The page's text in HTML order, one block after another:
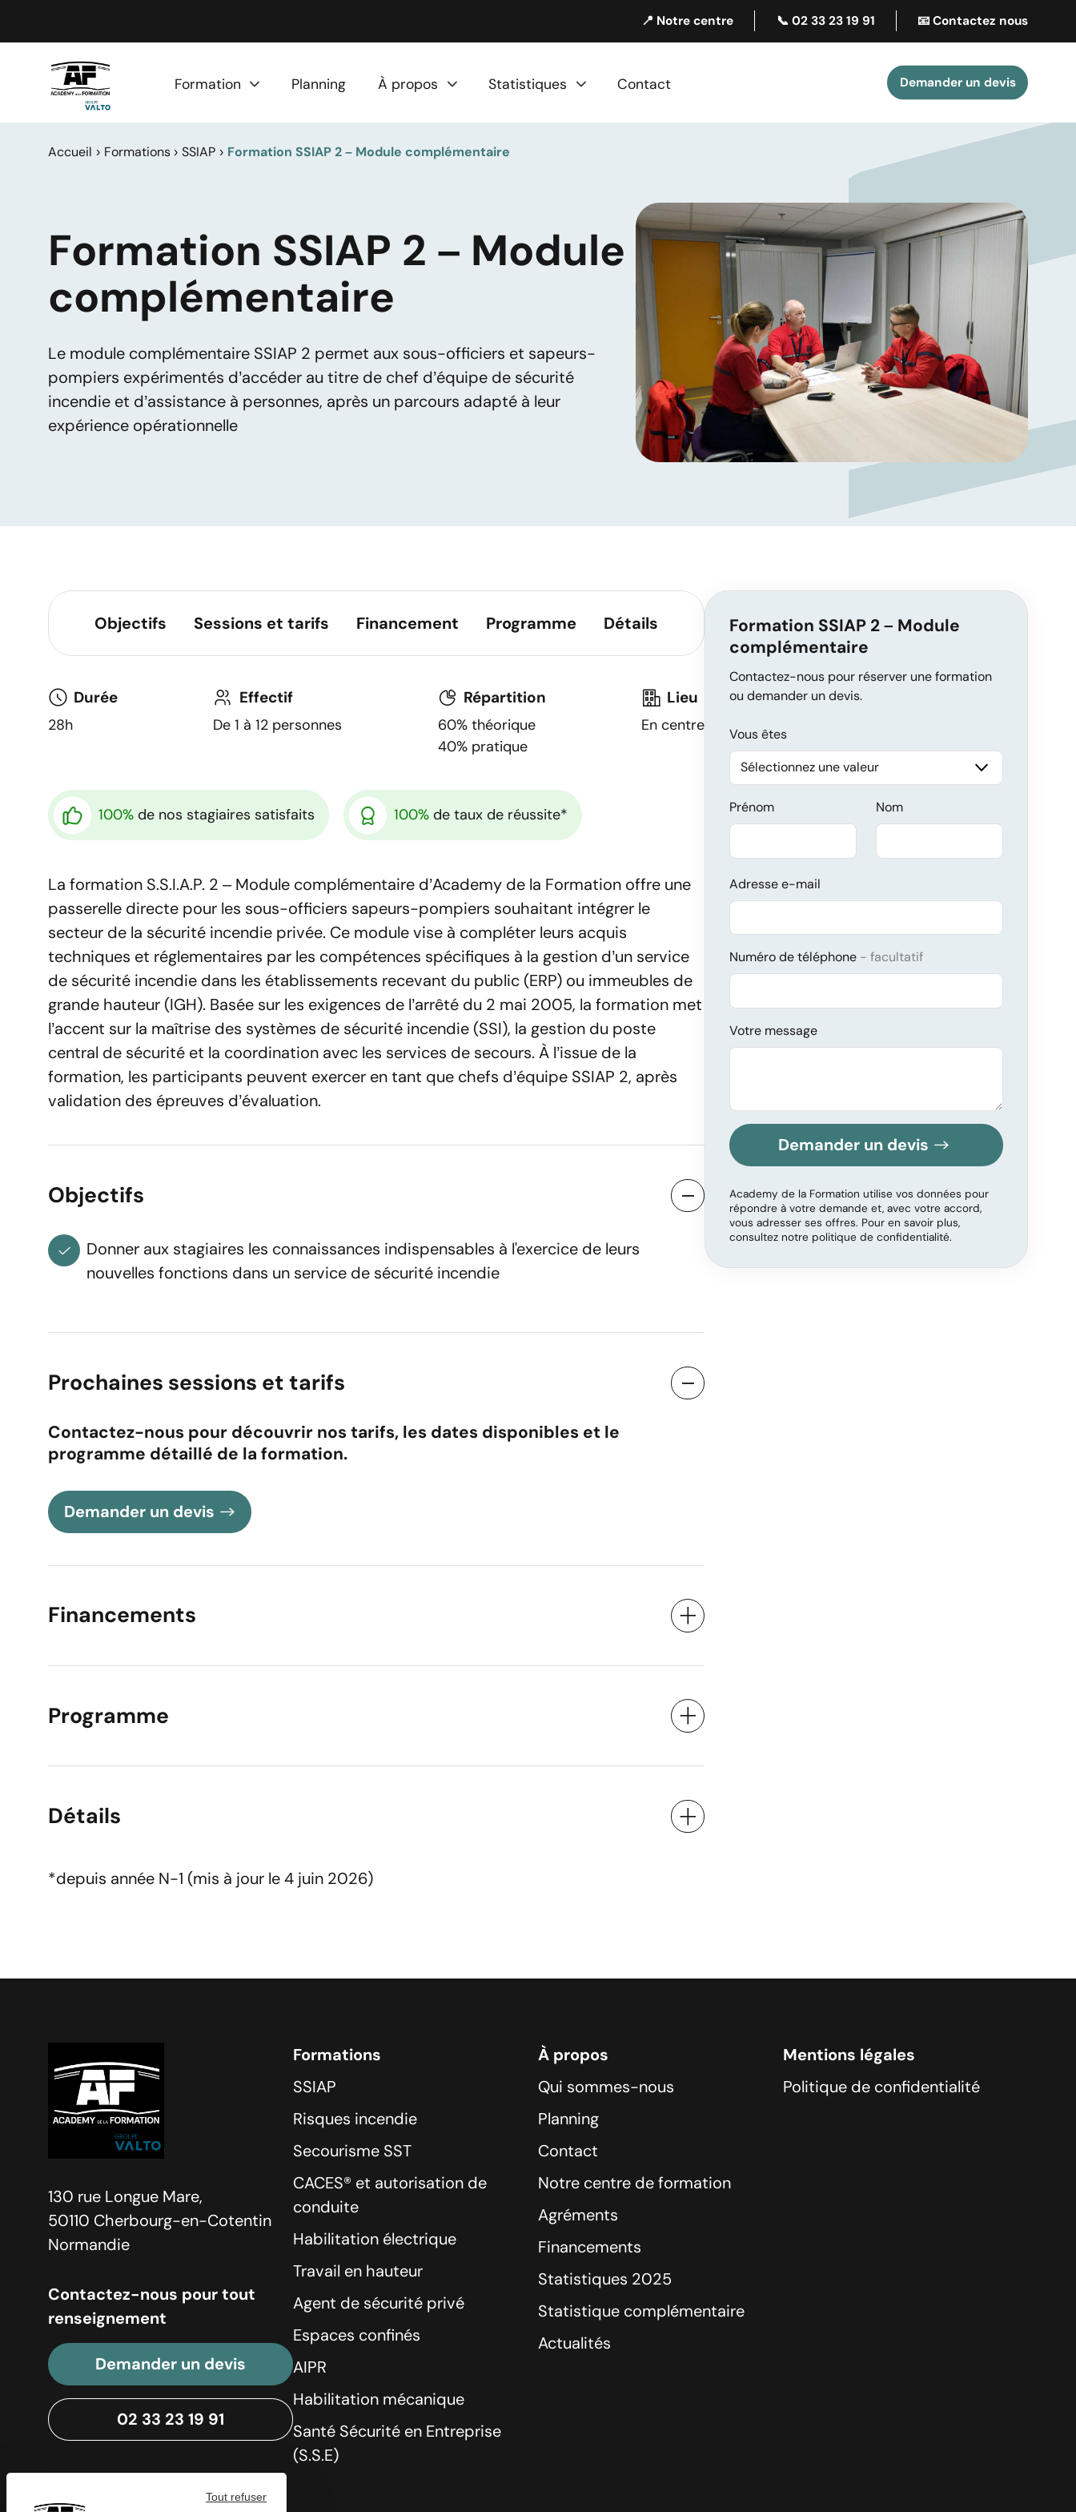
📍 Notre centre 📞 02 33 23 19 91 📧 Contactez nous
Formation Planning À propos Statistiques Contact Demander un devis
Accueil Formations SSIAP Formation SSIAP 2 – Module complémentaire
Formation SSIAP 2 – Module
complémentaire
Le module complémentaire SSIAP 2 permet aux sous-officiers et sapeurs-
pompiers expérimentés d’accéder au titre de chef d’équipe de sécurité
incendie et d’assistance à personnes, après un parcours adapté à leur
expérience opérationnelle
Objectifs Sessions et tarifs Financement Programme Détails
Durée
28h
Effectif
De 1 à 12 personnes
Répartition
60%théorique
40%pratique
Lieu
En centre
100% de nos stagiaires satisfaits 100% de taux de réussite*
La formation S.S.I.A.P. 2 – Module complémentaire d’Academy de la Formation offre une
passerelle directe pour les sous-officiers sapeurs-pompiers souhaitant intégrer le
secteur de la sécurité incendie privée. Ce module vise à compléter leurs acquis
techniques et réglementaires par les compétences spécifiques à la gestion d’un service
de sécurité incendie dans les établissements recevant du public (ERP) ou immeubles de
grande hauteur (IGH). Basée sur les exigences de l’arrêté du 2 mai 2005, la formation met
l’accent sur la maîtrise des systèmes de sécurité incendie (SSI), la gestion du poste
central de sécurité et la coordination avec les services de secours. À l’issue de la
formation, les participants peuvent exercer en tant que chefs d’équipe SSIAP 2, après
validation des épreuves d’évaluation.
Objectifs
Donner aux stagiaires les connaissances indispensables à l'exercice de leurs
nouvelles fonctions dans un service de sécurité incendie
Prochaines sessions et tarifs
Contactez-nous pour découvrir nos tarifs, les dates disponibles et le
programme détaillé de la formation.
Demander un devis
Financements
Programme
Détails
*depuis année N-1 (mis à jour le 4 juin 2026)
Formation SSIAP 2 – Module
complémentaire
Contactez-nous pour réserver une formation
ou demander un devis.
Vous êtes
Prénom Nom
Adresse e-mail
Numéro de téléphone facultatif
Votre message
Demander un devis
Academy de la Formation utilise vos données pour
répondre à votre demande et, avec votre accord,
vous adresser ses offres. Pour en savoir plus,
consultez notre politique de confidentialité.
130 rue Longue Mare,
50110 Cherbourg-en-Cotentin
Normandie
Contactez-nous pour tout
renseignement
Demander un devis
02 33 23 19 91
Formations
SSIAP
Risques incendie
Secourisme SST
CACES® et autorisation de
conduite
Habilitation électrique
Travail en hauteur
Agent de sécurité privé
Espaces confinés
AIPR
Habilitation mécanique
Santé Sécurité en Entreprise
(S.S.E)
À propos
Qui sommes-nous
Planning
Contact
Notre centre de formation
Agréments
Financements
Statistiques 2025
Statistique complémentaire
Actualités
Mentions légales
Politique de confidentialité
Réserver une session
Prénom
Votre message
Réserver
Academy de la Formation utilise vos données pour répondre à votre demande et, avec votre accord, vous
adresser ses offres. Pour en savoir plus, consultez notre politique de confidentialité.
Tout refuser